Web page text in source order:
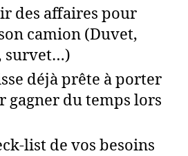
des affaires pour
camion (Duvet,
survet…)
déjà prête à porter
gagner du temps lors
list de vos besoins